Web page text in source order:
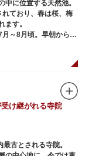
に位置する天然池。
れており、春は桜、梅
ます。
～8月頃。早朝から午
くから池を訪れま
ながら朝の不忍池を
ん。また、「鵜の池」
訪れます。大都会の中
思い思いの時間をお
け継がれる寺院
古とされる寺院。